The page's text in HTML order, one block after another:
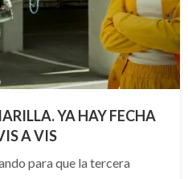
YA HAY FECHA
A VIS
para que la tercera